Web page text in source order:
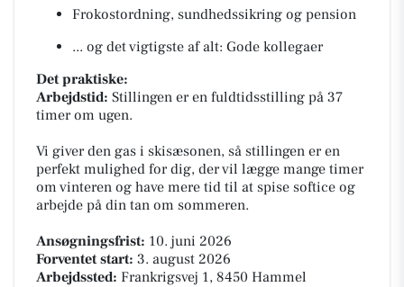
Frokostordning, sundhedssikring og pension
... og det vigtigste af alt: Gode kollegaer
Det praktiske:
Arbejdstid: Stillingen er en fuldtidsstilling på 37
timer om ugen.
Vi giver den gas i skisæsonen, så stillingen er en
perfekt mulighed for dig, der vil lægge mange timer
om vinteren og have mere tid til at spise softice og
arbejde på din tan om sommeren.
Ansøgningsfrist: 10. juni 2026
Forventet start: 3. august 2026
Arbejdssted: Frankrigsvej 1, 8450 Hammel